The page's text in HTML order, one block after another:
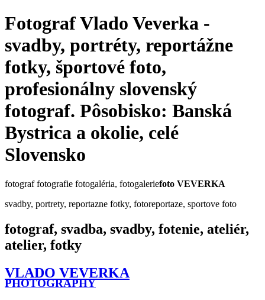
Fotograf Vlado Veverka -
svadby, portréty, reportážne
fotky, športové foto,
profesionálny slovenský
fotograf. Pôsobisko: Banská
Bystrica a okolie, celé
Slovensko
fotograf fotografie fotogaléria, fotogaleriefoto VEVERKA
svadby, portrety, reportazne fotky, fotoreportaze, sportove foto
fotograf, svadba, svadby, fotenie, ateliér,
atelier, fotky
VLADO VEVERKA
PHOTOGRAPHY